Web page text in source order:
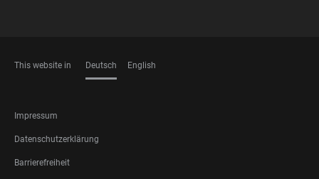
This website in Deutsch English
FOOTER
LEGAL
Impressum
Datenschutzerklärung
Barrierefreiheit